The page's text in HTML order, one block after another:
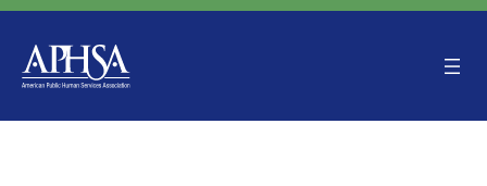
Saltar
contenido